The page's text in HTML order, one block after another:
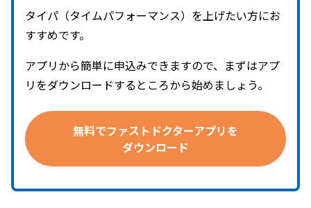
タイパ（タイムパフォーマンス）を上げたい方にお
すすめです。
アプリから簡単に申込みできますので、まずはアプ
リをダウンロードするところから始めましょう。
無料でファストドクターアプリを
ダウンロード